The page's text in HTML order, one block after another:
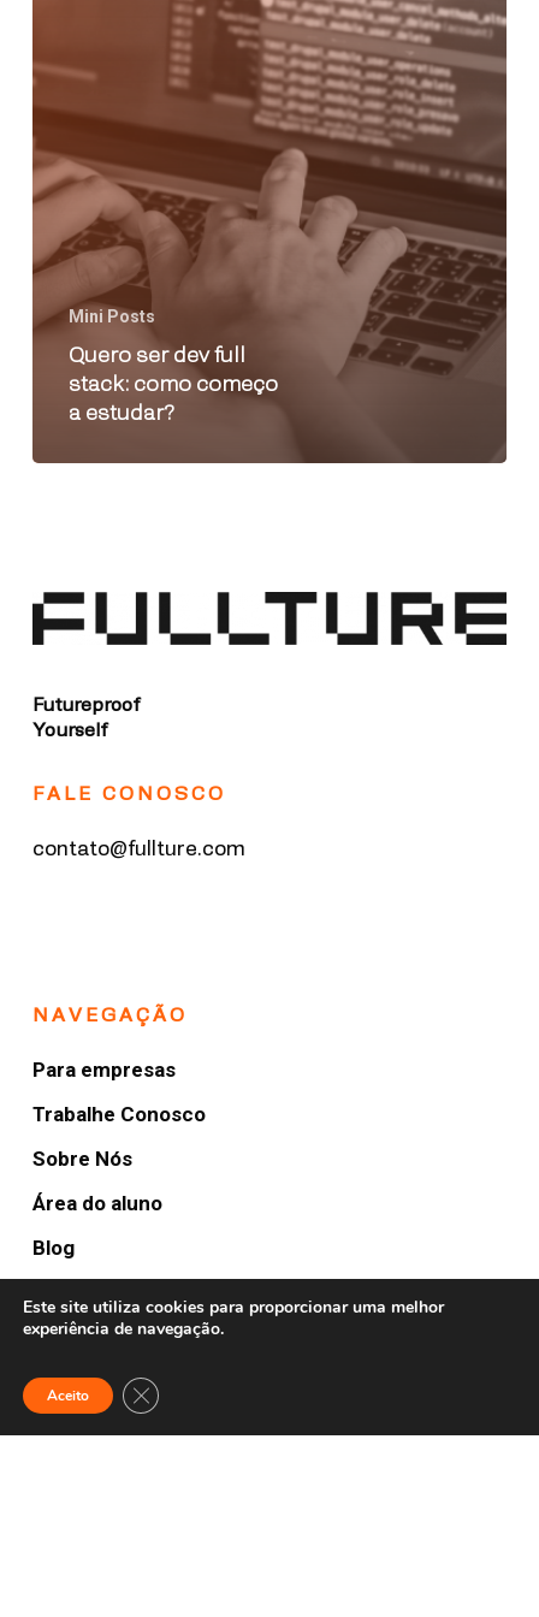
Mini Posts
Quero ser dev full
stack: como começo
a estudar?
Futureproof
Yourself
FALE CONOSCO
contato@fullture.com
NAVEGAÇÃO
Para empresas
Trabalhe Conosco
Sobre Nós
Área do aluno
Blog
FULLTURE HUBS
Anywhere
Este site utiliza cookies para proporcionar uma melhor
experiência de navegação.
Aceito Close GDPR Cookie Banner